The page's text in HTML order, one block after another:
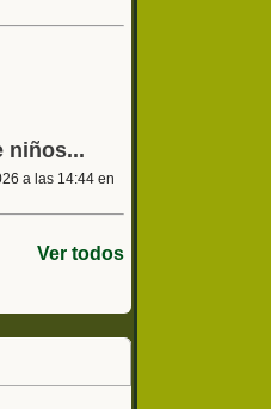
niños...
a las 14:44 en
Ver todos